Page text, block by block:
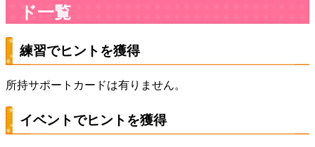
ド一覧
練習でヒントを獲得
所持サポートカードは有りません。
イベントでヒントを獲得